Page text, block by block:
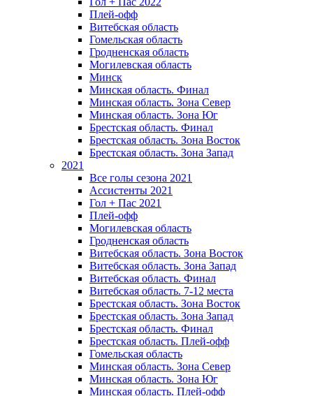
Плей-офф
Витебская область
Гомельская область
Гродненская область
Могилевская область
Минск
Mинская область. Финал
Минская область. Зона Север
Минская область. Зона Юг
Брестская область. Финал
Брестская область. Зона Восток
Брестская область. Зона Запад
2021
Все голы сезона 2021
Ассистенты 2021
Гол + Пас 2021
Плей-офф
Могилевская область
Гродненская область
Витебская область. Зона Восток
Витебская область. Зона Запад
Витебская область. Финал
Витебская область. 7-12 места
Брестская область. Зона Восток
Брестская область. Зона Запад
Брестская область. Финал
Брестская область. Плей-офф
Гомельская область
Минская область. Зона Север
Минская область. Зона Юг
Минская область. Плей-офф